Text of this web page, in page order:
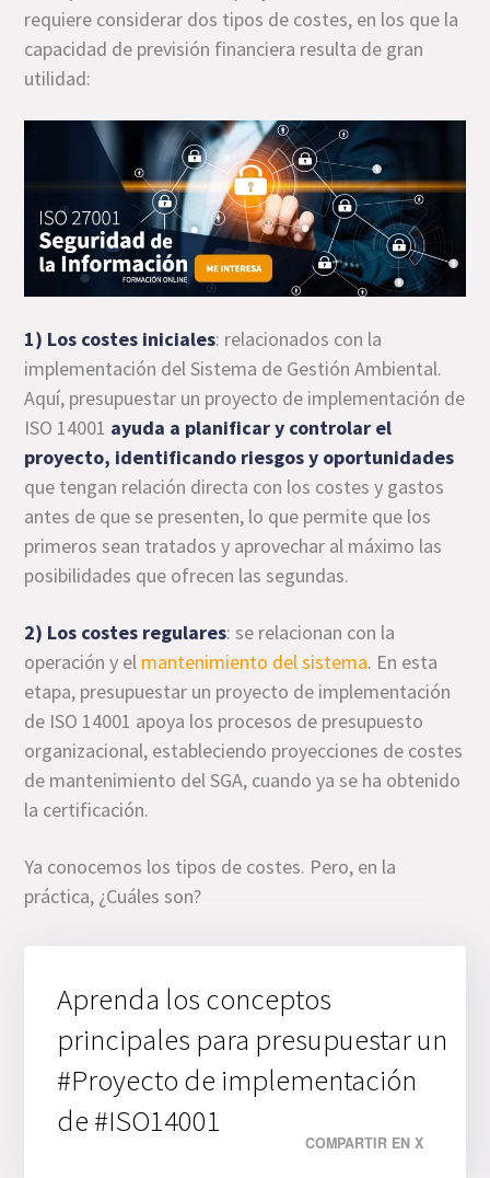
requiere considerar dos tipos de costes, en los que la
capacidad de previsión financiera resulta de gran
utilidad:
1) Los costes iniciales: relacionados con la
implementación del Sistema de Gestión Ambiental.
Aquí, presupuestar un proyecto de implementación de
ISO 14001 ayuda a planificar y controlar el
proyecto, identificando riesgos y oportunidades
que tengan relación directa con los costes y gastos
antes de que se presenten, lo que permite que los
primeros sean tratados y aprovechar al máximo las
posibilidades que ofrecen las segundas.
2) Los costes regulares: se relacionan con la
operación y el mantenimiento del sistema. En esta
etapa, presupuestar un proyecto de implementación
de ISO 14001 apoya los procesos de presupuesto
organizacional, estableciendo proyecciones de costes
de mantenimiento del SGA, cuando ya se ha obtenido
la certificación.
Ya conocemos los tipos de costes. Pero, en la
práctica, ¿Cuáles son?
Aprenda los conceptos
principales para presupuestar un
#Proyecto de implementación
de #ISO14001
COMPARTIR EN X